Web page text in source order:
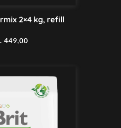
2×4 kg, refill
449,00